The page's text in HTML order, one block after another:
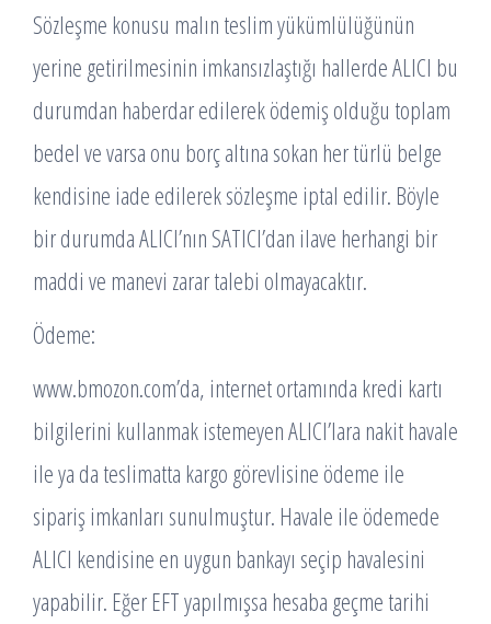
Sözleşme konusu malın teslim yükümlülüğünün
yerine getirilmesinin imkansızlaştığı hallerde ALICI bu
durumdan haberdar edilerek ödemiş olduğu toplam
bedel ve varsa onu borç altına sokan her türlü belge
kendisine iade edilerek sözleşme iptal edilir. Böyle
bir durumda ALICI’nın SATICI’dan ilave herhangi bir
maddi ve manevi zarar talebi olmayacaktır.
Ödeme:
www.bmozon.com’da, internet ortamında kredi kartı
bilgilerini kullanmak istemeyen ALICI’lara nakit havale
ile ya da teslimatta kargo görevlisine ödeme ile
sipariş imkanları sunulmuştur. Havale ile ödemede
ALICI kendisine en uygun bankayı seçip havalesini
yapabilir. Eğer EFT yapılmışsa hesaba geçme tarihi